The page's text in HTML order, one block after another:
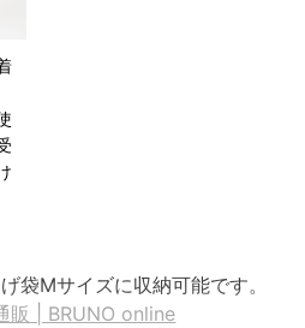
袋Mサイズに収納可能です。
販 | BRUNO online